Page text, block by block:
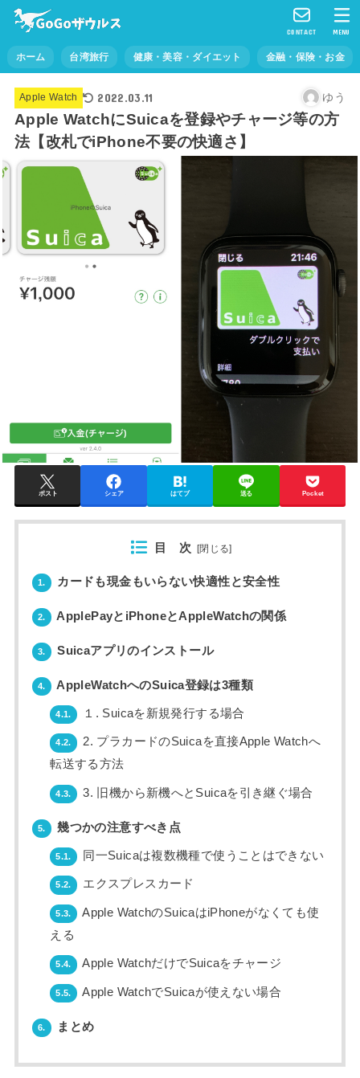
ホーム 台湾旅行 健康・美容・ダイエット 金融・保険・お金
CONTACT MENU
Apple Watch 2022.03.11 ゆう
Apple WatchにSuicaを登録やチャージ等の方
法【改札でiPhone不要の快適さ】
ポスト シェア はてブ 送る Pocket
目 次 [閉じる]
1. カードも現金もいらない快適性と安全性
2. ApplePayとiPhoneとAppleWatchの関係
3. Suicaアプリのインストール
4. AppleWatchへのSuica登録は3種類
4.1. １. Suicaを新規発行する場合
4.2.
2. プラカードのSuicaを直接Apple Watchへ
転送する方法
4.3. 3. 旧機から新機へとSuicaを引き継ぐ場合
5. 幾つかの注意すべき点
5.1. 同一Suicaは複数機種で使うことはできない
5.2. エクスプレスカード
5.3.
Apple WatchのSuicaはiPhoneがなくても使
える
5.4. Apple WatchだけでSuicaをチャージ
5.5. Apple WatchでSuicaが使えない場合
6. まとめ